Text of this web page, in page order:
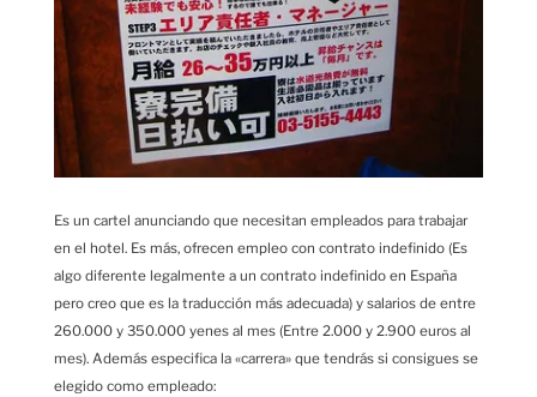
Es un cartel anunciando que necesitan empleados para trabajar
en el hotel. Es más, ofrecen empleo con contrato indefinido (Es
algo diferente legalmente a un contrato indefinido en España
pero creo que es la traducción más adecuada) y salarios de entre
260.000 y 350.000 yenes al mes (Entre 2.000 y 2.900 euros al
mes). Además especifica la «carrera» que tendrás si consigues se
elegido como empleado: